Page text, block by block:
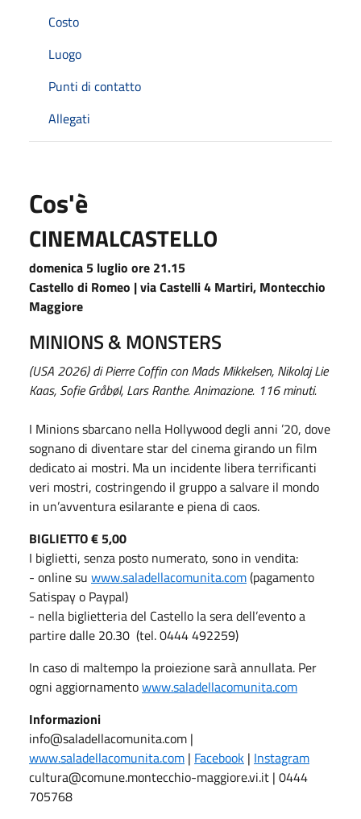
Costo
Luogo
Punti di contatto
Allegati
Cos'è
CINEMALCASTELLO
domenica 5 luglio ore 21.15
Castello di Romeo | via Castelli 4 Martiri, Montecchio
Maggiore
MINIONS & MONSTERS
(USA 2026) di Pierre Coffin con Mads Mikkelsen, Nikolaj Lie
Kaas, Sofie Gråbøl, Lars Ranthe. Animazione. 116 minuti.
I Minions sbarcano nella Hollywood degli anni ’20, dove
sognano di diventare star del cinema girando un film
dedicato ai mostri. Ma un incidente libera terrificanti
veri mostri, costringendo il gruppo a salvare il mondo
in un’avventura esilarante e piena di caos.
BIGLIETTO € 5,00
I biglietti, senza posto numerato, sono in vendita:
- online su www.saladellacomunita.com(pagamento
Satispay o Paypal)
- nella biglietteria del Castello la sera dell’evento a
partire dalle 20.30 (tel. 0444 492259)
In caso di maltempo la proiezione sarà annullata. Per
ogni aggiornamentowww.saladellacomunita.com
Informazioni
info@saladellacomunita.com |
www.saladellacomunita.com | Facebook | Instagram
cultura@comune.montecchio-maggiore.vi.it | 0444
705768